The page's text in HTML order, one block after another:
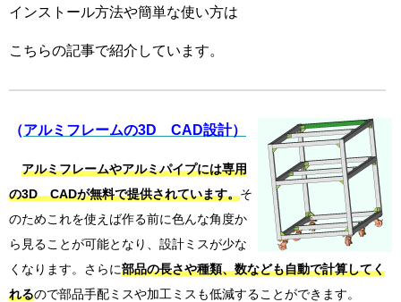
インストール方法や簡単な使い方は
こちらの記事で紹介しています。
（アルミフレームの3D CAD設計）
アルミフレームやアルミパイプには専用
の3D CADが無料で提供されています。そ
のためこれを使えば作る前に色んな角度か
ら見ることが可能となり、設計ミスが少な
くなります。さらに部品の長さや種類、数なども自動で計算してく
れるので部品手配ミスや加工ミスも低減することができます。